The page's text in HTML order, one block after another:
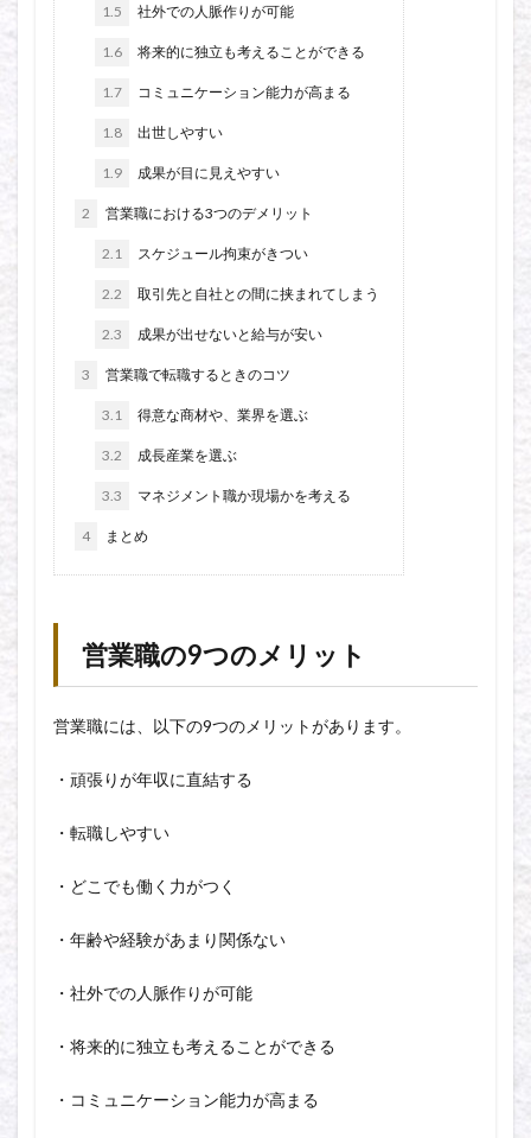
1.5 社外での人脈作りが可能
1.6 将来的に独立も考えることができる
1.7 コミュニケーション能力が高まる
1.8 出世しやすい
1.9 成果が目に見えやすい
2 営業職における3つのデメリット
2.1 スケジュール拘束がきつい
2.2 取引先と自社との間に挟まれてしまう
2.3 成果が出せないと給与が安い
3 営業職で転職するときのコツ
3.1 得意な商材や、業界を選ぶ
3.2 成長産業を選ぶ
3.3 マネジメント職か現場かを考える
4 まとめ
営業職の9つのメリット
営業職には、以下の9つのメリットがあります。
・頑張りが年収に直結する
・転職しやすい
・どこでも働く力がつく
・年齢や経験があまり関係ない
・社外での人脈作りが可能
・将来的に独立も考えることができる
・コミュニケーション能力が高まる